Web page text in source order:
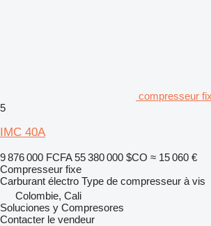
compresseur
5
IMC 40A
9 876 000 FCFA 55 380 000 $CO ≈ 15 060 €
Compresseur fixe
Carburant électro Type de compresseur à vis
Colombie, Cali
Soluciones y Compresores
Contacter le vendeur